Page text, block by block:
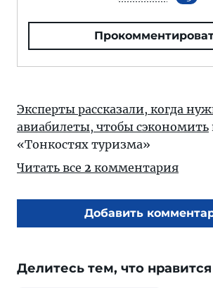
Эксперты рассказали, когда
авиабилеты, чтобы сэкономить
«Тонкостях туризма»
Читать все 2 комментария
Добавить
Делитесь тем, что нравится